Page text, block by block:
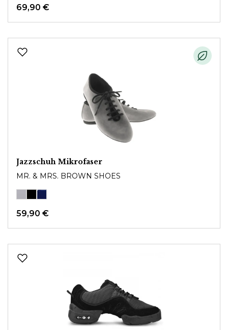
69,90 €
Jazzschuh Mikrofaser
MR. & MRS. BROWN SHOES
59,90 €